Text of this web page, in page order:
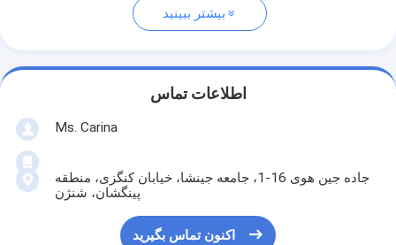
بیشتر ببینید
اطلاعات تماس
Ms. Carina
جاده جین هوی 16-1، جامعه جینشا، خیابان کنگزی، منطقه
پینگشان، شنژن
اکنون تماس بگیرید